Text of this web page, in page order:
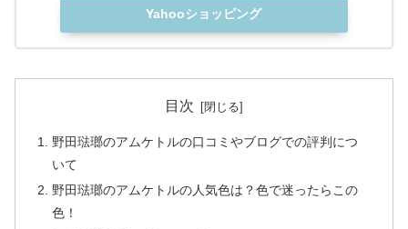
Yahooショッピング
目次
野田琺瑯のアムケトルの口コミやブログでの評判につ
いて
野田琺瑯のアムケトルの人気色は？色で迷ったらこの
色！